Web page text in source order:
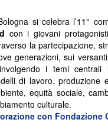
si celebra l’11°
con i giovani
la partecipazione,
generazioni, sui
i temi centrali
di lavoro, produzione
equità sociale,
culturale.
con Fondazione